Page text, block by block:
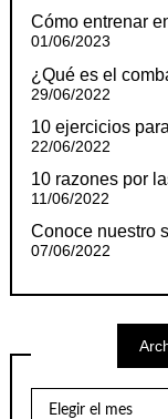
Cómo entrenar
01/06/2023
¿Qué es el
29/06/2022
10 ejercicios
22/06/2022
10 razones por
11/06/2022
Conoce nuestro
07/06/2022